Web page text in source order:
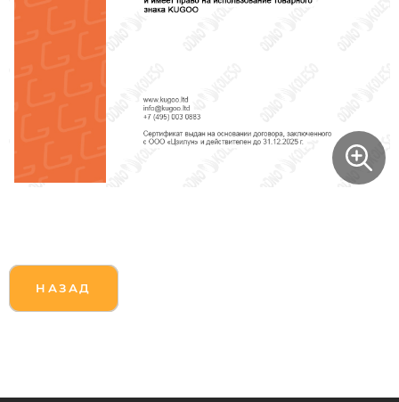
НАЗАД